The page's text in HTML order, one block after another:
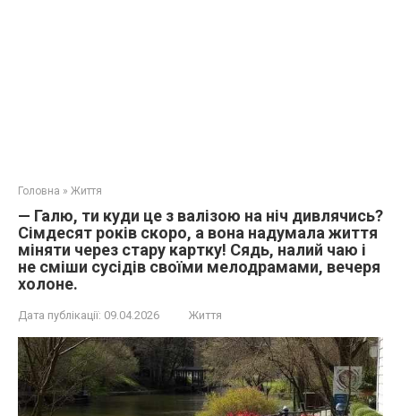
Головна » Життя
— Галю, ти куди це з валізою на ніч дивлячись?
Сімдесят років скоро, а вона надумала життя
міняти через стару картку! Сядь, налий чаю і
не сміши сусідів своїми мелодрамами, вечеря
холоне.
Дата публікації: 09.04.2026 Життя